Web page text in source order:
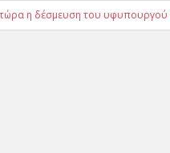
η δέσμευση του υφυπουργού